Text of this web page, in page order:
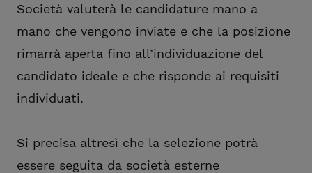
Società valuterà le candidature mano a
mano che vengono inviate e che la posizione
rimarrà aperta fino all’individuazione del
candidato ideale e che risponde ai requisiti
individuati.
Si precisa altresì che la selezione potrà
essere seguita da società esterne